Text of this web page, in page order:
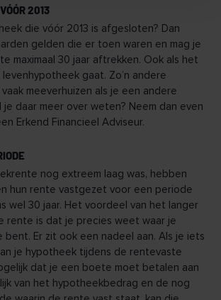
2013
die vóór 2013 is afgesloten? Dan
gelden die er toen waren en mag je
maximaal 30 jaar aftrekken. Ook als het
gaat. Zo’n andere
meeverhuizen als je een andere
je daar meer over weten? Neem dan even
Erkend Financieel Adviseur.
nog extreem laag was, hebben
hun rente vastgezet voor een periode
wel 30 jaar. Het voordeel van het langer
rente is dat je precies weet waar je
bent. Er zit ook een nadeel aan. Als je iets
je hypotheek tijdens de rentevaste
dat je een boete moet betalen aan
van het hypotheekbedrag en de nog